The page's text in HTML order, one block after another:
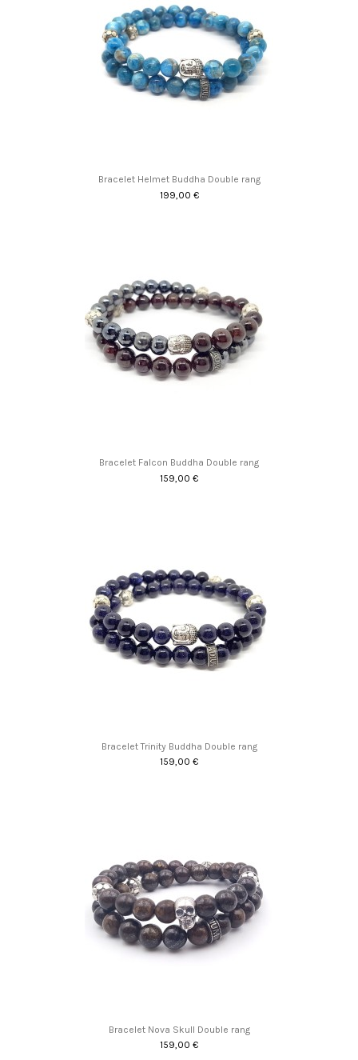
Bracelet Helmet Buddha Double rang
199,00 €
Bracelet Falcon Buddha Double rang
159,00 €
Bracelet Trinity Buddha Double rang
159,00 €
Bracelet Nova Skull Double rang
159,00 €